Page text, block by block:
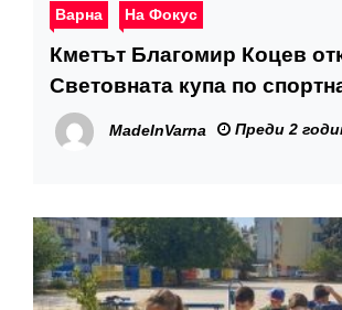
Варна На Фокус
Кметът Благомир Коцев
Световната купа по
гимнастика във Варна
MadeInVarna Преди 2